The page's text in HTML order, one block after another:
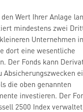
Wert Ihrer Anlage
mindestens zwei
Unternehmen
dort eine wesentliche
Der Fonds kann
Absicherungszwecken
die oben genannten
investieren. Der
2500 Index